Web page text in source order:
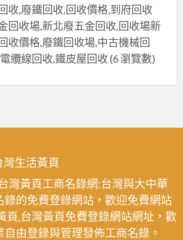
收,廢鐵回收,回收價格,到府回收
回收場,新北廢五金回收,回收場新
收價格,廢鐵回收場,中古機械回
纜線回收,鐵皮屋回收(6 瀏覽數)
灣生活黃頁
灣黃頁工商名錄網:台灣與大中華
錄的免費登錄網站，歡迎免費網站
頁,台灣黃頁免費登錄網站網址，歡
由登錄與管理發佈工商名錄。